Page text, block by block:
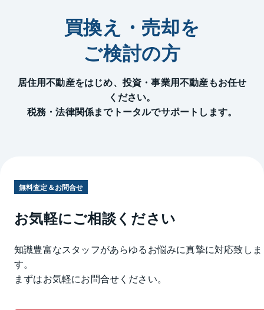
買換え・売却を
ご検討の方
居住用不動産をはじめ、投資・事業用不動産もお任せ
ください。
税務・法律関係までトータルでサポートします。
無料査定＆お問合せ
お気軽にご相談ください
知識豊富なスタッフがあらゆるお悩みに真摯に対応致しま
す。
まずはお気軽にお問合せください。